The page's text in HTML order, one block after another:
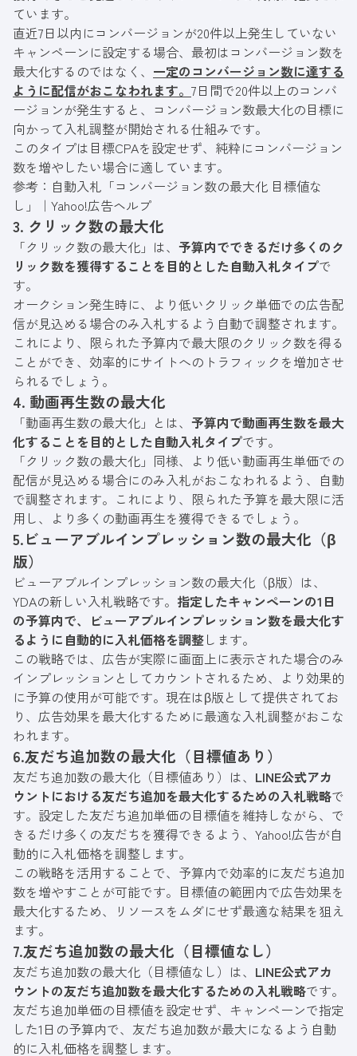
ています。
直近7日以内にコンバージョンが20件以上発生していない
キャンペーンに設定する場合、最初はコンバージョン数を
最大化するのではなく、 一定のコンバージョン数に達する
ように配信がおこなわれます。 7日間で20件以上のコンバ
ージョンが発生すると、コンバージョン数最大化の目標に
向かって入札調整が開始される仕組みです。
このタイプは目標CPAを設定せず、純粋にコンバージョン
数を増やしたい場合に適しています。
参考： 自動入札「コンバージョン数の最大化 目標値な
し」｜Yahoo!広告ヘルプ
3. クリック数の最大化
「クリック数の最大化」は、 予算内でできるだけ多くのク
リック数を獲得することを目的とした自動入札タイプで
す。
オークション発生時に、より低いクリック単価での広告配
信が見込める場合のみ入札するよう自動で調整されます。
これにより、限られた予算内で最大限のクリック数を得る
ことができ、効率的にサイトへのトラフィックを増加させ
られるでしょう。
4. 動画再生数の最大化
「動画再生数の最大化」とは、 予算内で動画再生数を最大
化することを目的とした自動入札タイプです。
「クリック数の最大化」同様、より低い動画再生単価での
配信が見込める場合にのみ入札がおこなわれるよう、自動
で調整されます。これにより、限られた予算を最大限に活
用し、より多くの動画再生を獲得できるでしょう。
5.ビューアブルインプレッション数の最大化（β
版）
ビューアブルインプレッション数の最大化（β版）は、
YDAの新しい入札戦略です。 指定したキャンペーンの1日
の予算内で、ビューアブルインプレッション数を最大化す
るように自動的に入札価格を調整します。
この戦略では、広告が実際に画面上に表示された場合のみ
インプレッションとしてカウントされるため、より効果的
に予算の使用が可能です。現在はβ版として提供されてお
り、広告効果を最大化するために最適な入札調整がおこな
われます。
6.友だち追加数の最大化（目標値あり）
友だち追加数の最大化（目標値あり）は、 LINE公式アカ
ウントにおける友だち追加を最大化するための入札戦略で
す。設定した友だち追加単価の目標値を維持しながら、で
きるだけ多くの友だちを獲得できるよう、Yahoo!広告が自
動的に入札価格を調整します。
この戦略を活用することで、予算内で効率的に友だち追加
数を増やすことが可能です。目標値の範囲内で広告効果を
最大化するため、リソースをムダにせず最適な結果を狙え
ます。
7.友だち追加数の最大化（目標値なし）
友だち追加数の最大化（目標値なし）は、 LINE公式アカ
ウントの友だち追加数を最大化するための入札戦略です。
友だち追加単価の目標値を設定せず、キャンペーンで指定
した1日の予算内で、友だち追加数が最大になるよう自動
的に入札価格を調整します。